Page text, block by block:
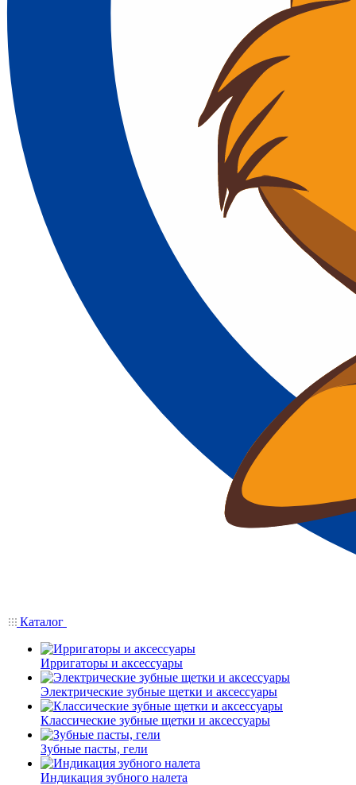
Каталог
Ирригаторы и аксессуары
Электрические зубные щетки и аксессуары
Классические зубные щетки и аксессуары
Зубные пасты, гели
Индикация зубного налета